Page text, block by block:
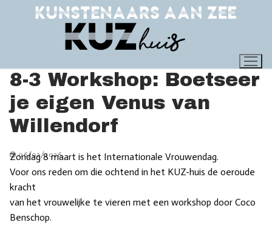
8-3 Workshop: Boetseer
je eigen Venus van
Willendorf
06/02/2026
Zondag 8 maart is het Internationale Vrouwendag.
Voor ons reden om die ochtend in het KUZ-huis de oeroude
kracht
van het vrouwelijke te vieren met een workshop door Coco
Benschop.